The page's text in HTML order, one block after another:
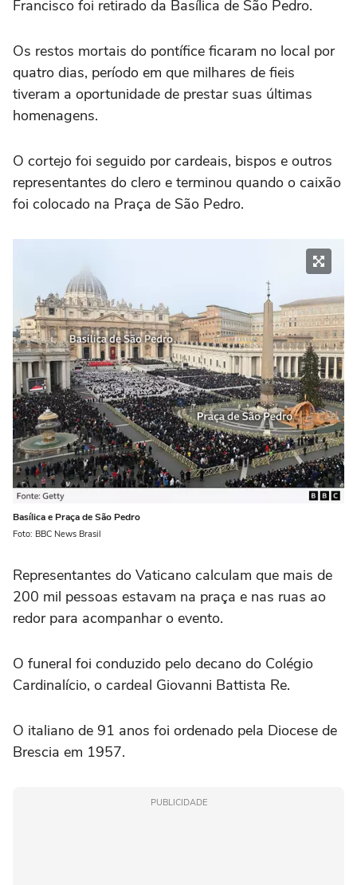
Francisco foi retirado da Basílica de São Pedro.
Os restos mortais do pontífice ficaram no local por
quatro dias, período em que milhares de fieis
tiveram a oportunidade de prestar suas últimas
homenagens.
O cortejo foi seguido por cardeais, bispos e outros
representantes do clero e terminou quando o caixão
foi colocado na Praça de São Pedro.
Basílica e Praça de São Pedro
Foto: BBC News Brasil
Representantes do Vaticano calculam que mais de
200 mil pessoas estavam na praça e nas ruas ao
redor para acompanhar o evento.
O funeral foi conduzido pelo decano do Colégio
Cardinalício, o cardeal Giovanni Battista Re.
O italiano de 91 anos foi ordenado pela Diocese de
Brescia em 1957.
PUBLICIDADE